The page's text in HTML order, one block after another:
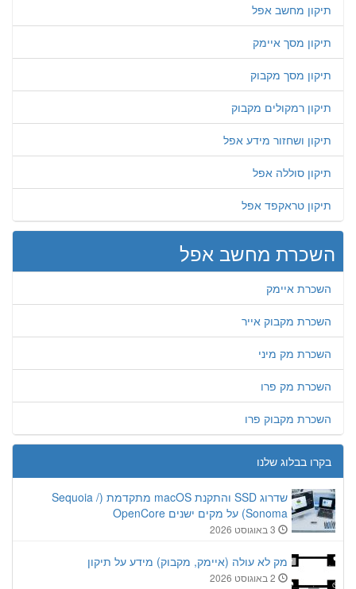
תיקון מחשב אפל
תיקון מסך איימק
תיקון מסך מקבוק
תיקון רמקולים מקבוק
תיקון ושחזור מידע אפל
תיקון סוללה אפל
תיקון טראקפד אפל
השכרת מחשב אפל
השכרת איימק
השכרת מקבוק אייר
השכרת מק מיני
השכרת מק פרו
השכרת מקבוק פרו
בקרו בבלוג שלנו
שדרוג SSD והתקנת macOS מתקדמת (Sequoia /
Sonoma) על מקים ישנים OpenCore
מק לא עולה (איימק, מקבוק) מידע על תיקון